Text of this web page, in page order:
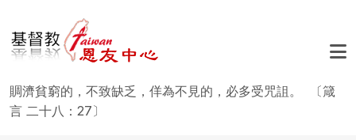
賙濟貧窮的，不致缺乏，佯為不見的，必多受咒詛。 〔箴
言 二十八：27〕